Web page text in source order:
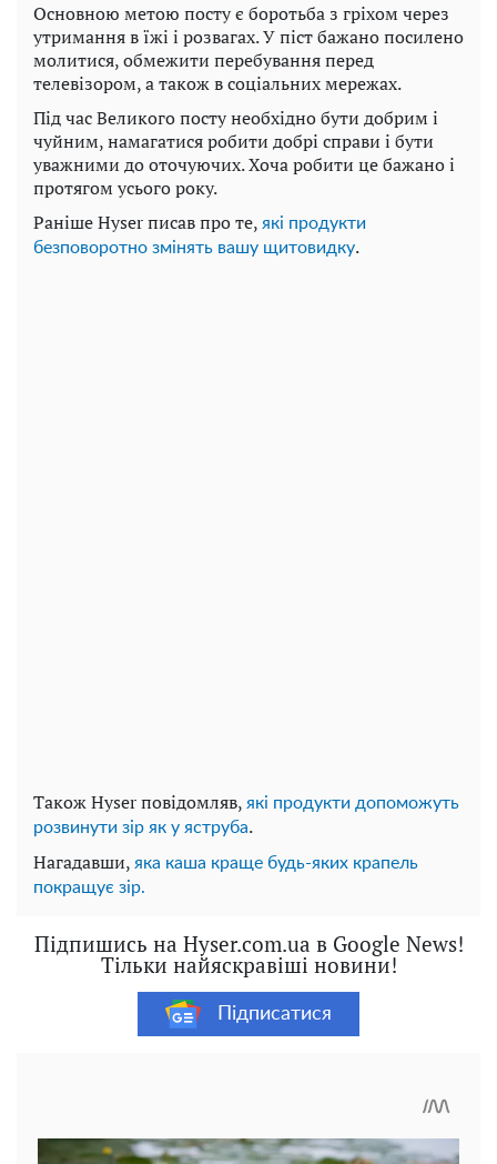
Основною метою посту є боротьба з гріхом через
утримання в їжі і розвагах. У піст бажано посилено
молитися, обмежити перебування перед
телевізором, а також в соціальних мережах.
Під час Великого посту необхідно бути добрим і
чуйним, намагатися робити добрі справи і бути
уважними до оточуючих. Хоча робити це бажано і
протягом усього року.
Раніше Hyser писав про те, які продукти
безповоротно змінять вашу щитовидку.
Також Hyser повідомляв, які продукти допоможуть
розвинути зір як у яструба.
Нагадавши, яка каша краще будь-яких крапель
покращує зір.
Підпишись на Hyser.com.ua в Google News!
Тільки найяскравіші новини!
Підписатися